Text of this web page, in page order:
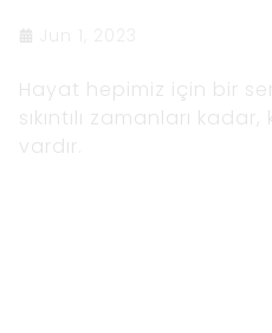
Hayat hepimiz için bir
sıkıntılı zamanları
vardır.